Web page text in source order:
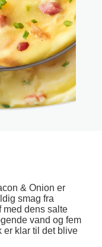
& Onion er
smag fra
med dens salte
vand og fem
er klar til det blive